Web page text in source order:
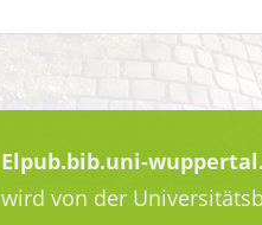
Elpub.bib.uni-
wird von der